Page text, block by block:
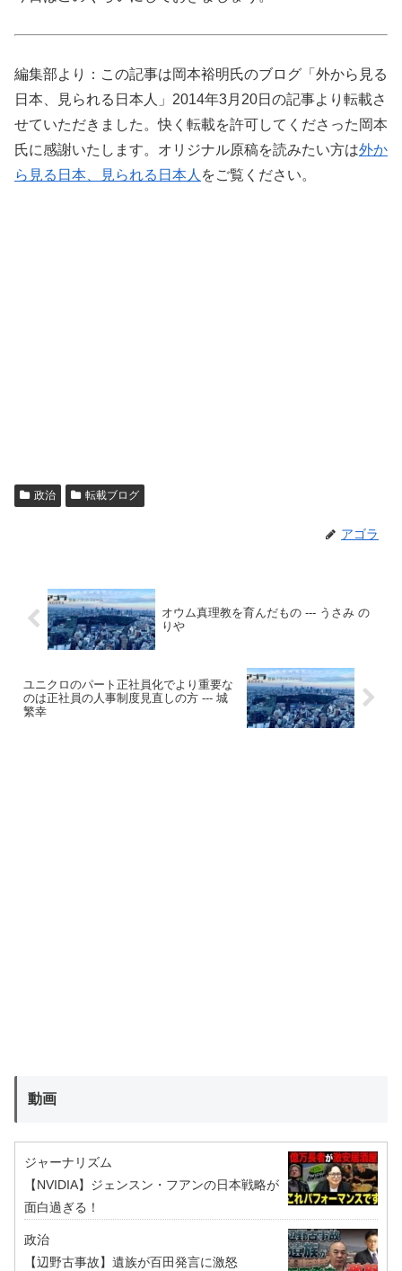
編集部より：この記事は岡本裕明氏のブログ「外から見る
日本、見られる日本人」2014年3月20日の記事より転載さ
せていただきました。快く転載を許可してくださった岡本
氏に感謝いたします。オリジナル原稿を読みたい方は外か
ら見る日本、見られる日本人 をご覧ください。
政治 転載ブログ
アゴラ
オウム真理教を育んだもの --- うさみ の
りや
ユニクロのパート正社員化でより重要な
のは正社員の人事制度見直しの方 --- 城
繁幸
動画
ジャーナリズム
【NVIDIA】ジェンスン・フアンの日本戦略が
面白過ぎる！
政治
【辺野古事故】遺族が百田発言に激怒